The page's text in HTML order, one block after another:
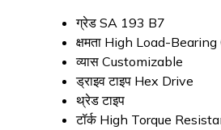
ग्रेड SA 193 B7
क्षमता High Load-
व्यास Customizable
ड्राइव टाइप Hex Drive
थ्रेड टाइप
टॉर्क High Torque